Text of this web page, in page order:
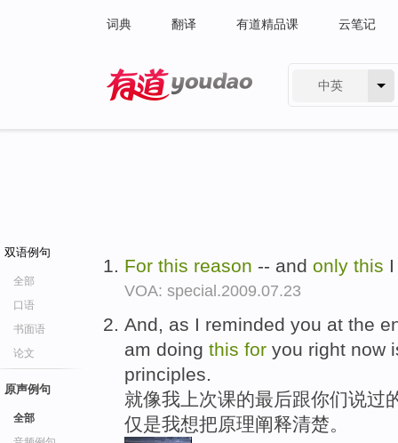
词典 翻译 有道精品课 云笔记
中英
双语例句
全部
口语
书面语
论文
原声例句
全部
For this reason -- and only this
VOA: special.2009.07.23
And, as I reminded you at the
am doing this for you right now
principles.
就像我上次课的最后跟你们说过
仅是我想把原理阐释清楚。